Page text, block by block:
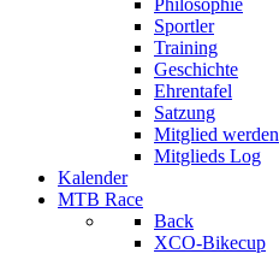
Philosophie
Sportler
Training
Geschichte
Ehrentafel
Satzung
Mitglied werden
Mitglieds Log
Kalender
MTB Race
Back
XCO-Bikecup